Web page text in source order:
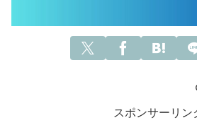
スポンサーリン